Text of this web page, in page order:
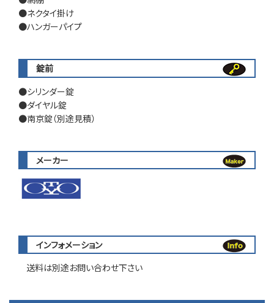
ネクタイ掛け
ハンガーパイプ
錠前
シリンダー錠
ダイヤル錠
南京錠（別途見積）
メーカー
インフォメーション
送料は別途お問い合わせ下さい